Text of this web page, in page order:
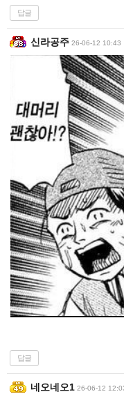
답글
신라공주 26-06-12 10:43
답글
네오네오1 26-06-12